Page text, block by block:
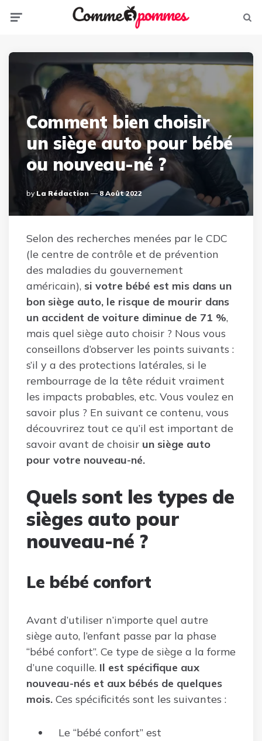
Comment bien choisir
un siège auto pour bébé
ou nouveau-né ?
Posted
By
By La Rédaction 8 Août 2022
Selon des recherches menées par le CDC
(le centre de contrôle et de prévention
des maladies du gouvernement
américain), si votre bébé est mis dans un
bon siège auto, le risque de mourir dans
un accident de voiture diminue de 71 %,
mais quel siège auto choisir ? Nous vous
conseillons d’observer les points suivants :
s’il y a des protections latérales, si le
rembourrage de la tête réduit vraiment
les impacts probables, etc. Vous voulez en
savoir plus ? En suivant ce contenu, vous
découvrirez tout ce qu’il est important de
savoir avant de choisir un siège auto
pour votre nouveau-né.
Quels sont les types de
sièges auto pour
nouveau-né ?
Le bébé confort
Avant d’utiliser n’importe quel autre
siège auto, l’enfant passe par la phase
“bébé confort”. Ce type de siège a la forme
d’une coquille. Il est spécifique aux
nouveau-nés et aux bébés de quelques
mois. Ces spécificités sont les suivantes :
Le “bébé confort” est